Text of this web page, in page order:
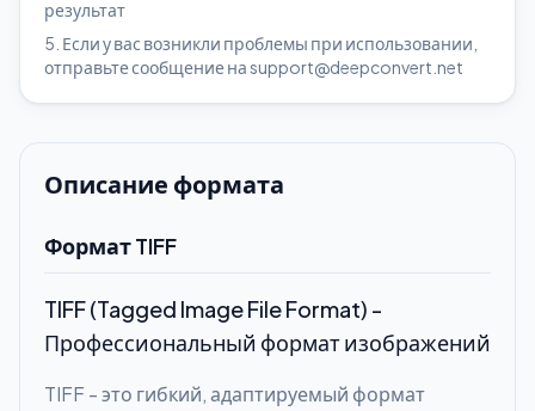
результат
Если у вас возникли проблемы при использовании,
отправьте сообщение на support@deepconvert.net
Описание формата
Формат TIFF
TIFF (Tagged Image File Format) -
Профессиональный формат изображений
TIFF - это гибкий, адаптируемый формат